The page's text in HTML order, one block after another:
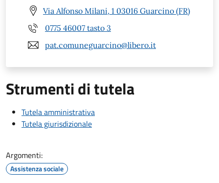
Via Alfonso Milani, 1 03016 Guarcino (FR)
0775 46007 tasto 3
pat.comuneguarcino@libero.it
Strumenti di tutela
Tutela amministrativa
Tutela giurisdizionale
Argomenti:
Assistenza sociale